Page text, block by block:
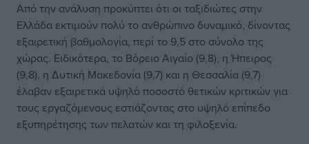
Από την ανάλυση προκύπτει ότι οι ταξιδιώτες στην
Ελλάδα εκτιμούν πολύ το ανθρώπινο δυναμικό, δίνοντας
εξαιρετική βαθμολογία, περί το 9,5 στο σύνολο της
χώρας. Ειδικότερα, το Βόρειο Αιγαίο (9,8), η Ήπειρος
(9,8), η Δυτική Μακεδονία (9,7) και η Θεσσαλία (9,7)
έλαβαν εξαιρετικά υψηλό ποσοστό θετικών κριτικών για
τους εργαζόμενους εστιάζοντας στο υψηλό επίπεδο
εξυπηρέτησης των πελατών και τη φιλοξενία.